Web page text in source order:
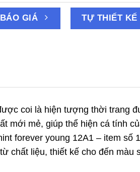
GIÁ TỰ THIẾT KẾ
coi là hiện tượng thời trang
mới mẻ, giúp thể hiện cá tính
forever young 12A1 – item số
chất liệu, thiết kế cho đến màu